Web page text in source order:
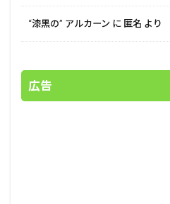
“漆黒の” アルカーン に 匿名 より
広告